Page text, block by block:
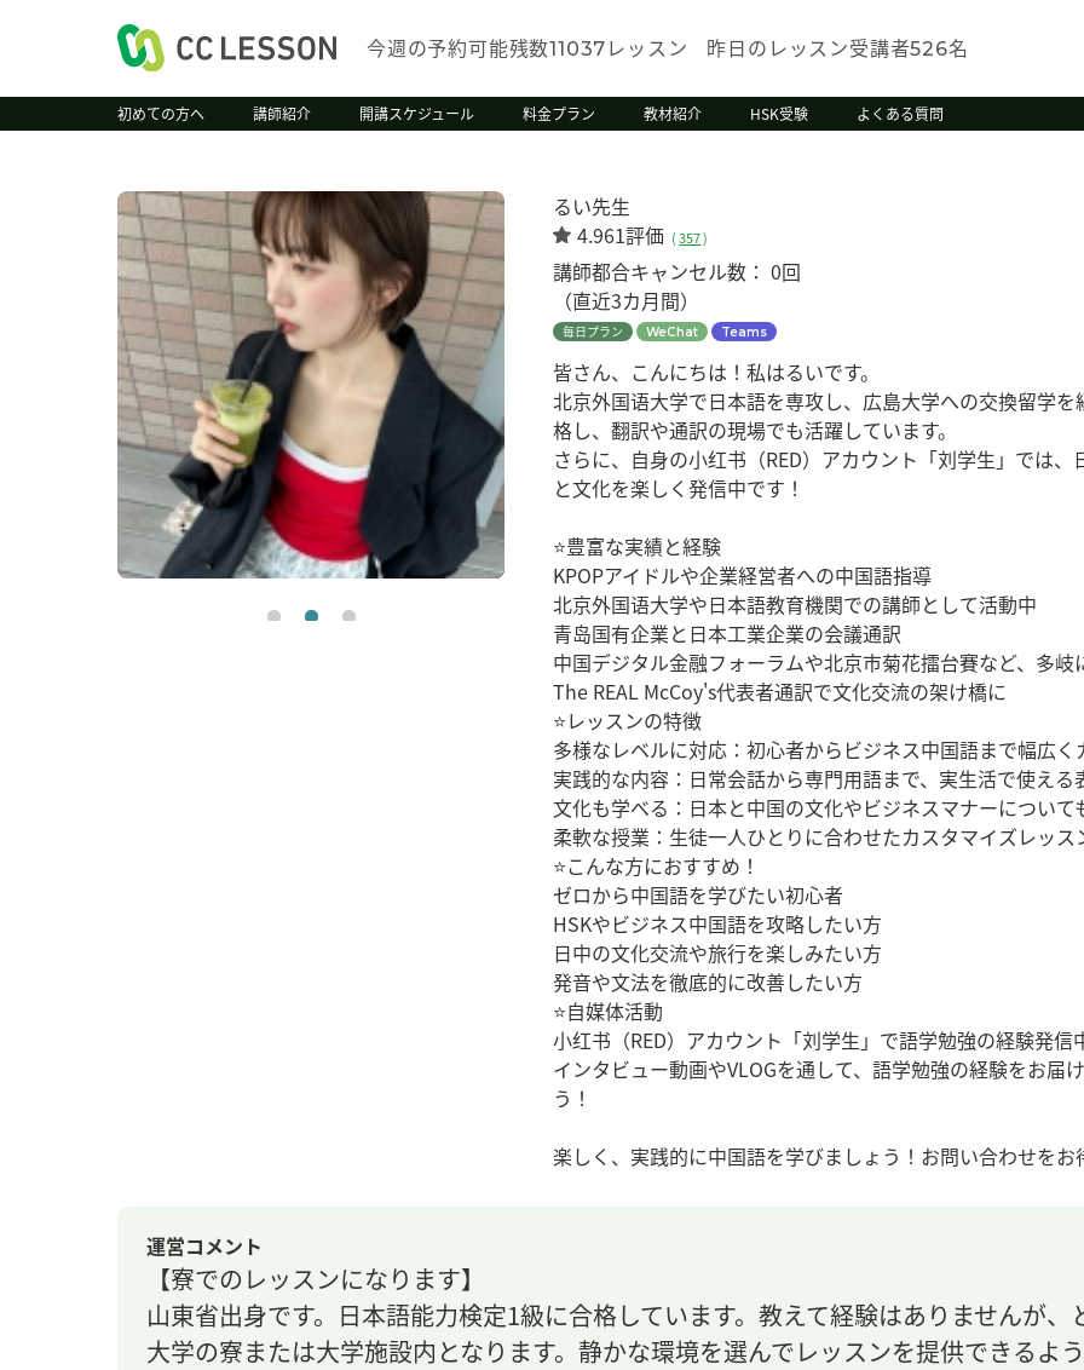
今週の予約可能残数11037 レッスン 昨日のレッスン受講者526名
初めての方へ 講師紹介 開講スケジュール 料金プラン 教材紹介 HSK受験 よくある質問
るい先生
4.961評価 (357)
講師都合キャンセル数： 0回
（直近3カ月間）
毎日プラン WeChat Teams
皆さん、こんにちは！私はるいです。
北京外国语大学で日本語を専攻し、広島大学への交換留学
格し、翻訳や通訳の現場でも活躍しています。
さらに、自身の小红书（RED）アカウント「刘学生」では
と文化を楽しく発信中です！
⭐豊富な実績と経験
KPOPアイドルや企業経営者への中国語指導
北京外国语大学や日本語教育機関での講師として活動中
青岛国有企業と日本工業企業の会議通訳
中国デジタル金融フォーラムや北京市菊花擂台賽など、多岐
The REAL McCoy's代表者通訳で文化交流の架け橋に
⭐レッスンの特徴
多様なレベルに対応：初心者からビジネス中国語まで幅広く
実践的な内容：日常会話から専門用語まで、実生活で使える
文化も学べる：日本と中国の文化やビジネスマナーについて
柔軟な授業：生徒一人ひとりに合わせたカスタマイズレッス
⭐こんな方におすすめ！
ゼロから中国語を学びたい初心者
HSKやビジネス中国語を攻略したい方
日中の文化交流や旅行を楽しみたい方
発音や文法を徹底的に改善したい方
⭐自媒体活動
小红书（RED）アカウント「刘学生」で語学勉強の経験発信
インタビュー動画やVLOGを通して、語学勉強の経験をお届
う！
楽しく、実践的に中国語を学びましょう！お問い合わせをお
運営コメント
【寮でのレッスンになります】
山東省出身です。日本語能力検定1級に合格しています。教えて経験はありませんが
大学の寮または大学施設内となります。静かな環境を選んでレッスンを提供できるよう